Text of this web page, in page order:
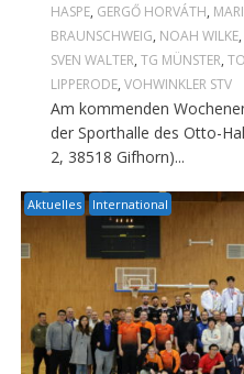
HASPE, GERGŐ HORVÁTH,
BRAUNSCHWEIG, NOAH WILKE,
SVEN WALTER, TG MÜNSTER,
LIPPERODE, VOHWINKLER STV
Am kommenden
der Sporthalle des Otto-
2, 38518 Gifhorn)...
Aktuelles International